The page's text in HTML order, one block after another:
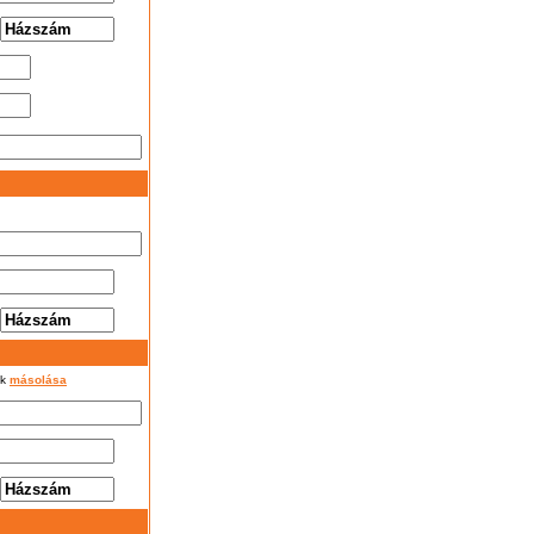
másolása